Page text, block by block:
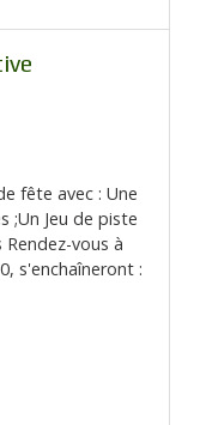
fête avec : Une
;Un Jeu de piste
vous à
s'enchaîneront :